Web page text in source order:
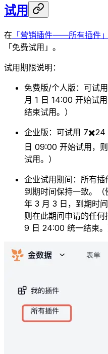
试用
在 「营销插件——所有插件」
「免费试用」。
试用期限说明：
免费版/个人版：可试
月 1 日 14:00 开始试
结束试用。）
企业版：可试用 7✖️24
日 09:00 开始试用，
试用。）
企业试用期间：所有
到期时间保持一致。
年 3 月 3 日，到期时
则在此期间申请的任
9 日 24:00 统一结束。